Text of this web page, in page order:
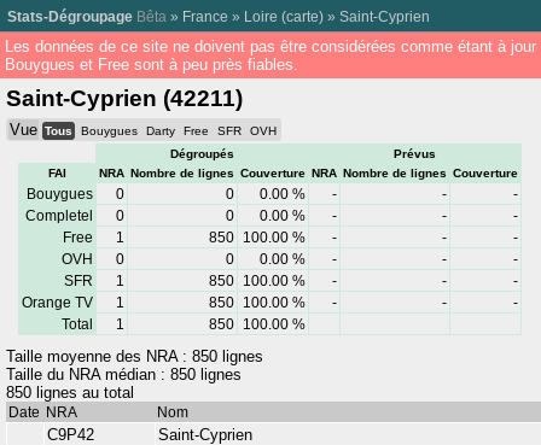
Stats-Dégroupage Bêta » France » Loire (carte) » Saint-Cyprien
Les données de ce site ne doivent pas être considérées comme étant à
Bouygues et Free sont à peu près fiables.
Saint-Cyprien (42211)
Vue Tous Bouygues Darty Free SFR
OVH
Dégroupés
Prévus
FAI
NRA Nombre de lignes Couverture NRA Nombre de lignes Couverture
Bouygues 0 0 0.00 % - -
-
Completel
0 0 0.00 % - -
-
Free
1 850 100.00 % - -
-
OVH
0 0 0.00 % - -
-
SFR
1 850 100.00 % - -
-
Orange TV
1 850 100.00 % - -
-
Total
1 850 100.00 %
Taille moyenne des NRA : 850 lignes
Taille du NRA médian : 850 lignes
850 lignes au total
Date NRA Nom
C9P42 Saint-Cyprien